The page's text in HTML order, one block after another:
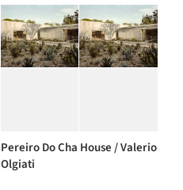
Pereiro Do Cha House / Valerio
Olgiati